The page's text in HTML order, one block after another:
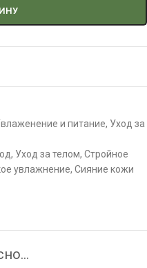
и питание, Уход за
, Уход за телом, Стройное
увлажнение, Сияние кожи